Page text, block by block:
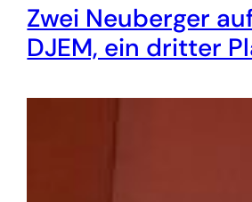
Zwei Neuberger
DJEM, ein dritter